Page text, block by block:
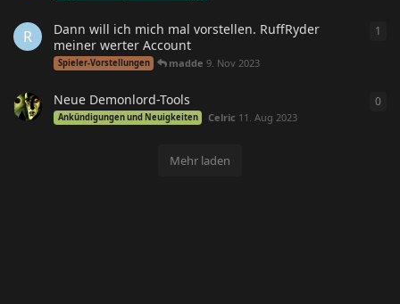
R
Dann will ich mich mal vorstellen. RuffRyder
meiner werter Account
Spieler-Vorstellungen madde 9. Nov 2023
1
Neue Demonlord-Tools
Ankündigungen und Neuigkeiten Celric 11. Aug 2023
0
Mehr laden